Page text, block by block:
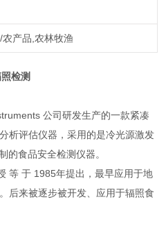
产品,农林牧渔
检测
公司研发生产的一款紧凑
析评估仪器，采用的是冷光源激发
的食品安全检测仪器。
等 于 1985年提出，最早应用于地
后来被逐步被开发、应用于辐照食